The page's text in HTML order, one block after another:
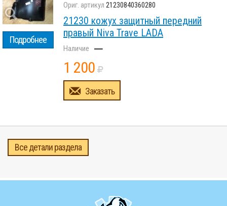
Подробнее
21230840360280
21230 кожух защитный передний
правый Niva Trave LADA
–
1 200
Заказать
Все детали раздела